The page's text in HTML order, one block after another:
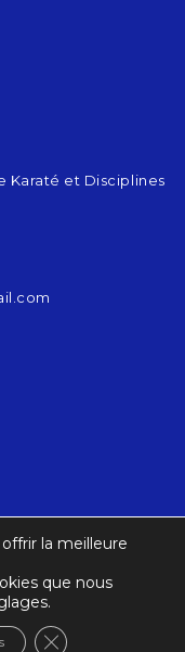
Karaté et Disciplines
la meilleure
que nous
Fermer la